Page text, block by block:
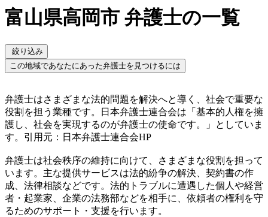
富山県高岡市 弁護士の一覧
絞り込み
この地域であなたにあった弁護士を見つけるには
弁護士はさまざまな法的問題を解決へと導く、社会で重要な
役割を担う業種です。日本弁護士連合会は「基本的人権を擁
護し、社会を実現するのが弁護士の使命です。」としていま
す。引用元：日本弁護士連合会HP
弁護士は社会秩序の維持に向けて、さまざまな役割を担って
います。主な提供サービスは法的紛争の解決、契約書の作
成、法律相談などです。法的トラブルに遭遇した個人や経営
者・起業家、企業の法務部などを相手に、依頼者の権利を守
るためのサポート・支援を行います。